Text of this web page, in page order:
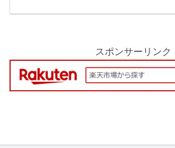
スポンサーリンク